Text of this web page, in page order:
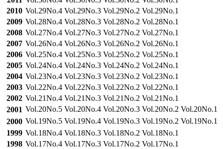
2010 Vol.29No.4 Vol.29No.3 Vol.29No.2 Vol.29No.1
2009 Vol.28No.4 Vol.28No.3 Vol.28No.2 Vol.28No.1
2008 Vol.27No.4 Vol.27No.3 Vol.27No.2 Vol.27No.1
2007 Vol.26No.4 Vol.26No.3 Vol.26No.2 Vol.26No.1
2006 Vol.25No.4 Vol.25No.3 Vol.25No.2 Vol.25No.1
2005 Vol.24No.4 Vol.24No.3 Vol.24No.2 Vol.24No.1
2004 Vol.23No.4 Vol.23No.3 Vol.23No.2 Vol.23No.1
2003 Vol.22No.4 Vol.22No.3 Vol.22No.2 Vol.22No.1
2002 Vol.21No.4 Vol.21No.3 Vol.21No.2 Vol.21No.1
2001 Vol.20No.5 Vol.20No.4 Vol.20No.3 Vol.20No.2 Vol.20No.1
2000 Vol.19No.5 Vol.19No.4 Vol.19No.3 Vol.19No.2 Vol.19No.1
1999 Vol.18No.4 Vol.18No.3 Vol.18No.2 Vol.18No.1
1998 Vol.17No.4 Vol.17No.3 Vol.17No.2 Vol.17No.1